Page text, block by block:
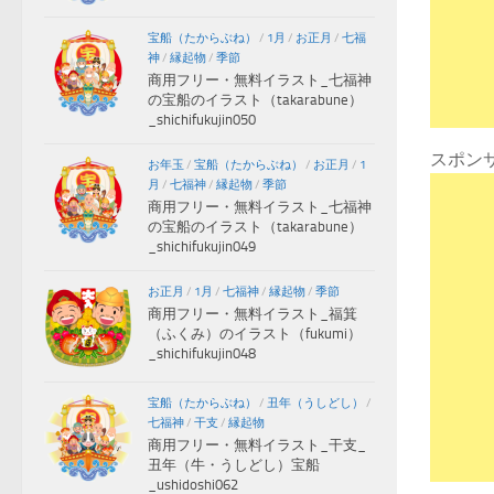
スポン
宝船（たからぶね） / 1月 / お正月 / 七福
神/ 縁起物/ 季節
商用フリー・無料イラスト_七福神
の宝船のイラスト（takarabune）
_shichifukujin050
お年玉 / 宝船（たからぶね） / お正月 / 1
月 / 七福神/ 縁起物/ 季節
商用フリー・無料イラスト_七福神
の宝船のイラスト（takarabune）
_shichifukujin049
お正月 / 1月 / 七福神/ 縁起物/ 季節
商用フリー・無料イラスト_福箕
（ふくみ）のイラスト（fukumi）
_shichifukujin048
宝船（たからぶね） / 丑年（うしどし）
/
七福神/ 干支 / 縁起物
商用フリー・無料イラスト_干支_
丑年（牛・うしどし）宝船
_ushidoshi062